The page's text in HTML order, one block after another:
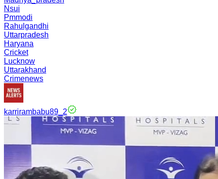
Nsui
Pmmodi
Rahulgandhi
Uttarpradesh
Haryana
Cricket
Lucknow
Uttarakhand
Crimenews
karrirambabu89_2